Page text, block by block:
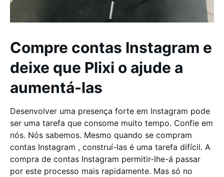
Compre contas Instagram e
deixe que Plixi o ajude a
aumentá-las
Desenvolver uma presença forte em Instagram pode
ser uma tarefa que consome muito tempo. Confie em
nós. Nós sabemos. Mesmo quando se compram
contas Instagram , construí-las é uma tarefa difícil. A
compra de contas Instagram permitir-lhe-á passar
por este processo mais rapidamente. Mas só no